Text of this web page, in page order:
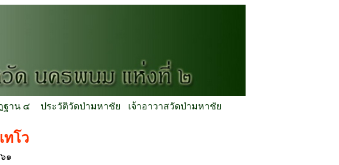
ฐาน ๔ ประวัติวัดป่ามหาชัย เจ้าอาวาสวัดป่ามหาชัย
ทโว
๑